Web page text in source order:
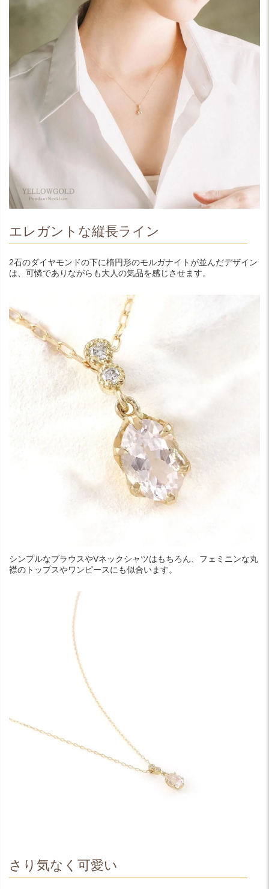
エレガントな縦長ライン
2石のダイヤモンドの下に楕円形のモルガナイトが並んだデザイン
は、可憐でありながらも大人の気品を感じさせます。
シンプルなブラウスやVネックシャツはもちろん、フェミニンな丸
襟のトップスやワンピースにも似合います。
さり気なく可愛い